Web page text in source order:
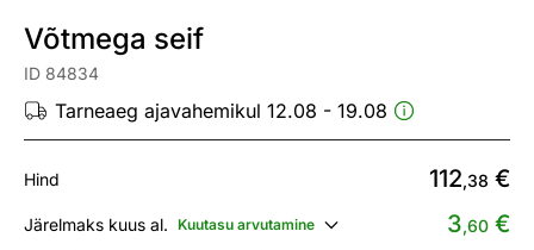
Võtmega seif
ID 84834
Tarneaeg ajavahemikul 12.08 - 19.08
Hind 112,38 €
Järelmaks kuus al. Kuutasu arvutamine 3,60 €